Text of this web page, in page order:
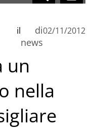
di
news
il 02/11/2012
un
nella